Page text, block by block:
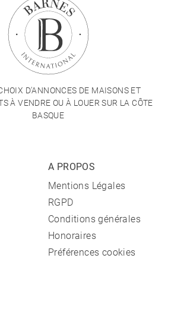
D'ANNONCES DE MAISONS ET
À VENDRE OU À LOUER SUR LA CÔTE
BASQUE
A PROPOS
Mentions Légales
RGPD
Conditions générales
Honoraires
Préférences cookies